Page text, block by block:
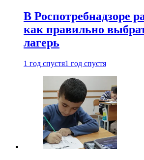
В Роспотребнадзоре
как правильно
лагерь
1 год спустя1 год спустя